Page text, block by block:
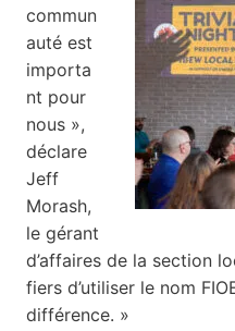
commun
auté est
importa
nt pour
nous »,
déclare
Jeff
Morash,
le gérant
d’affaires de la section
fiers d’utiliser le nom
différence. »